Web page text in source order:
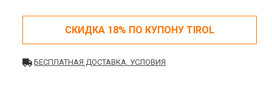
СКИДКА 18% ПО КУПОНУ TIROL
БЕСПЛАТНАЯ ДОСТАВКА. УСЛОВИЯ